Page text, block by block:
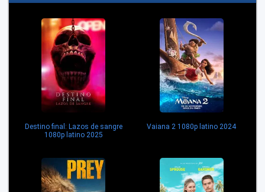
Destino final: Lazos de sangre
1080p latino 2025
Vaiana 2 1080p latino 2024